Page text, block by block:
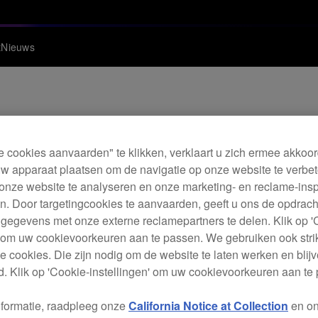
Nieuws
&
(Ver.1.04)
cookies aanvaarden" te klikken, verklaart u zich ermee
apparaat plaatsen om de navigatie op onze website te
website te analyseren en onze marketing- en reclame-
Door targetingcookies te aanvaarden, geeft u ons de
met onze externe reclamepartners te delen. Klik op
uw cookievoorkeuren aan te passen. We gebruiken ook
cookies. Die zijn nodig om de website te laten werken en
Klik op 'Cookie-instellingen' om uw cookievoorkeuren aan te
raadpleeg onzeCalifornia Notice at Collection en